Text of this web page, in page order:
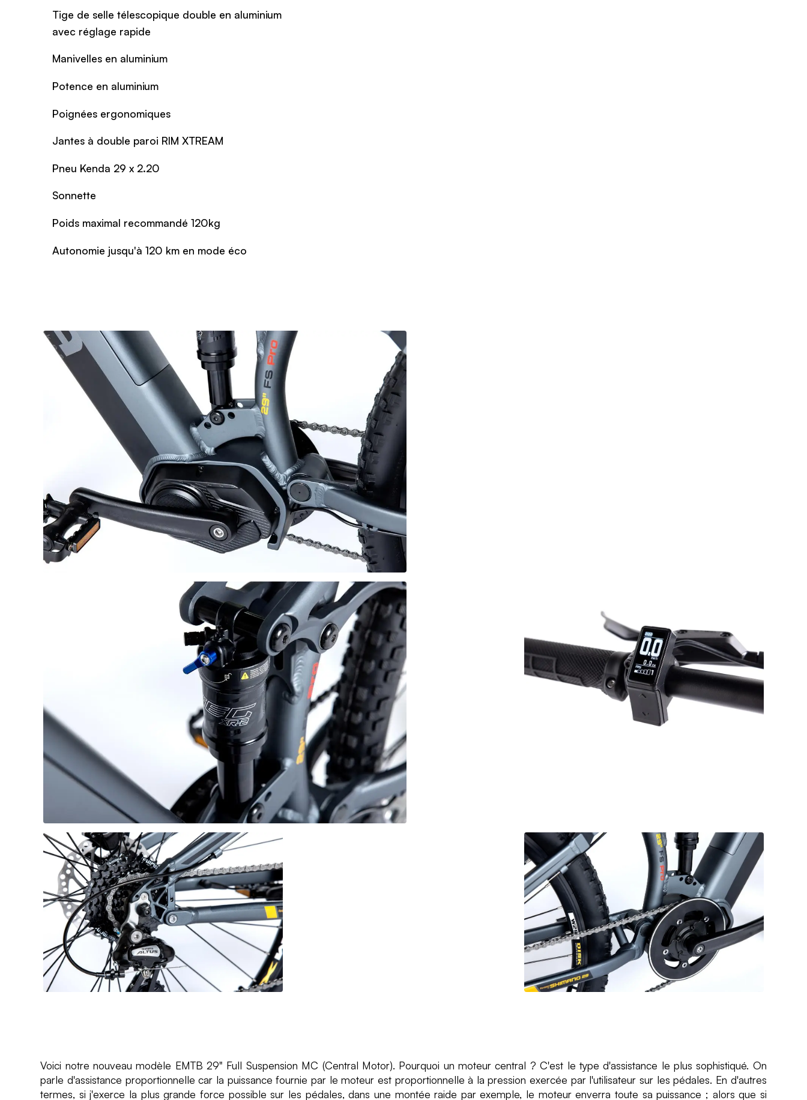
Tige de selle télescopique double en aluminium
avec réglage rapide
Manivelles en aluminium
Potence en aluminium
Poignées ergonomiques
Jantes à double paroi RIM XTREAM
Pneu Kenda 29 x 2.20
Sonnette
Poids maximal recommandé 120kg
Autonomie jusqu'à 120 km en mode éco
Voici notre nouveau modèle EMTB 29" Full Suspension MC (Central Motor). Pourquoi un moteur central ? C'est le type d'assistance le plus sophistiqué. On
parle d'assistance proportionnelle car la puissance fournie par le moteur est proportionnelle à la pression exercée par l'utilisateur sur les pédales. En d'autres
termes, si j'exerce la plus grande force possible sur les pédales, dans une montée raide par exemple, le moteur enverra toute sa puissance ; alors que si